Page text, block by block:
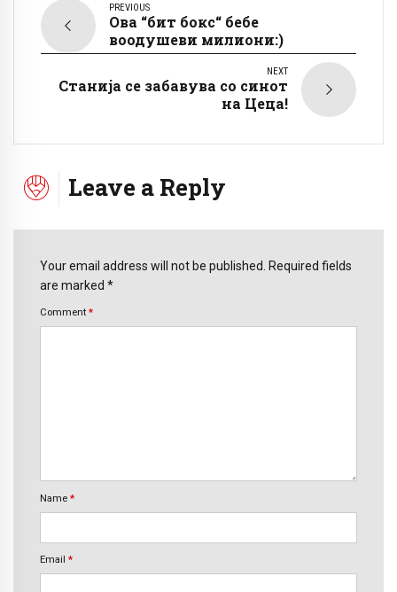
PREVIOUS
Ова “бит бокс“ бебе
воодушеви милиони:)
NEXT
Станија се забавува со синот
на Цеца!
Leave a Reply
Your email address will not be published. Required fields
are marked *
Comment *
Name *
Email *